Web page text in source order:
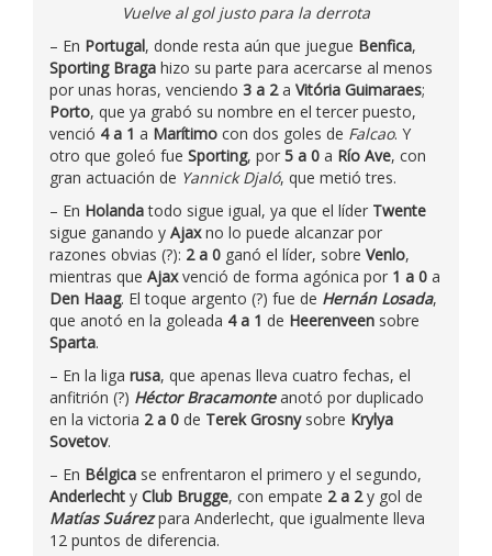
Vuelve al gol justo para la derrota
– En Portugal, donde resta aún que juegue Benfica,
Sporting Braga hizo su parte para acercarse al menos
por unas horas, venciendo 3 a 2a Vitória Guimaraes;
Porto, que ya grabó su nombre en el tercer puesto,
venció 4 a 1 a Marítimo con dos goles de Falcao. Y
otro que goleó fue Sporting, por 5 a 0 a Río Ave, con
gran actuación de Yannick Djaló, que metió tres.
– En Holandatodo sigue igual, ya que el líder Twente
sigue ganando y Ajaxno lo puede alcanzar por
razones obvias (?): 2 a 0 ganó el líder, sobre Venlo,
mientras que Ajaxvenció de forma agónica por 1 a 0 a
Den Haag. El toque argento (?) fue de Hernán Losada,
que anotó en la goleada 4 a 1 de Heerenveen sobre
Sparta.
– En la liga rusa, que apenas lleva cuatro fechas, el
anfitrión (?) Héctor Bracamonteanotó por duplicado
en la victoria 2 a 0 de Terek Grosnysobre Krylya
Sovetov.
– En Bélgica se enfrentaron el primero y el segundo,
Anderlecht y Club Brugge, con empate 2 a 2y gol de
Matías Suárez para Anderlecht, que igualmente lleva
12 puntos de diferencia.